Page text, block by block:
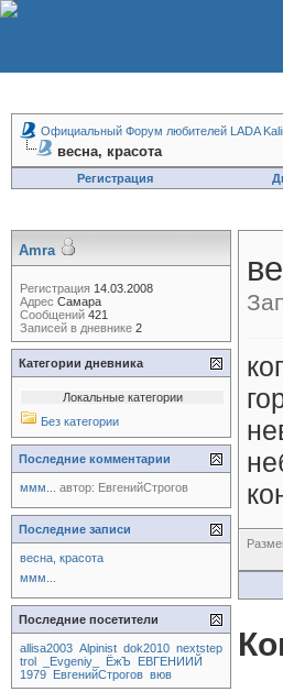
Официальный Форум любителей LADA
весна, красота
Регистрация
Amra
Регистрация 14.03.2008
Адрес Самара
Сообщений 421
Записей в дневнике 2
Категории дневника
Локальные категории
Без категории
Последние комментарии
ммм... автор: ЕвгенийСтрогов
Последние записи
весна, красота
ммм...
Последние посетители
allisa2003 Alpinist dok2010 nextstep
trol
_Evgeniy_ ЁжЪ
ЕВГЕНИИЙ
1979 ЕвгенийСтрогов вюв